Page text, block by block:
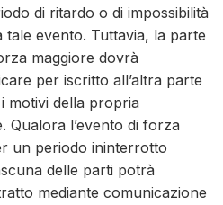
di ritardo o di impossibilità
tale evento. Tuttavia, la parte
maggiore dovrà
per iscritto all’altra parte
motivi della propria
Qualora l’evento di forza
un periodo ininterrotto
delle parti potrà
mediante comunicazione